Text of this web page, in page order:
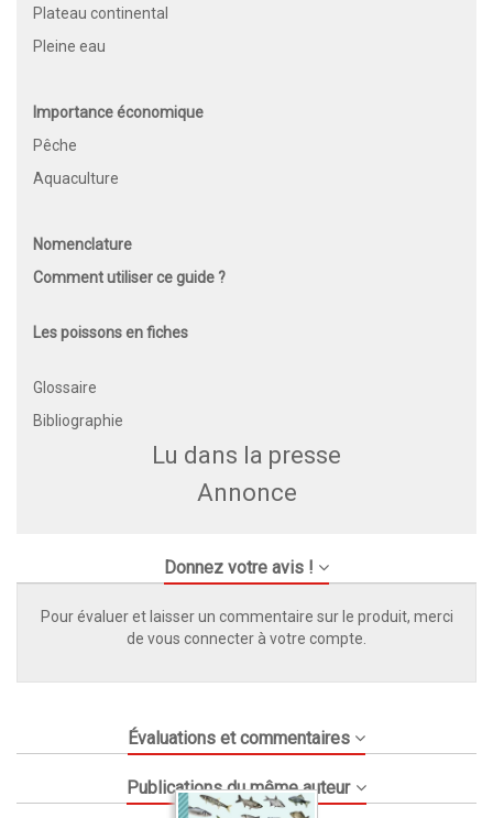
Plateau continental
Pleine eau
Importance économique
Pêche
Aquaculture
Nomenclature
Comment utiliser ce guide ?
Les poissons en fiches
Glossaire
Bibliographie
Lu dans la presse
Annonce
Donnez votre avis !
Pour évaluer et laisser un commentaire sur le produit, merci
de vous connecter à votre compte.
Évaluations et commentaires
Publications du même auteur